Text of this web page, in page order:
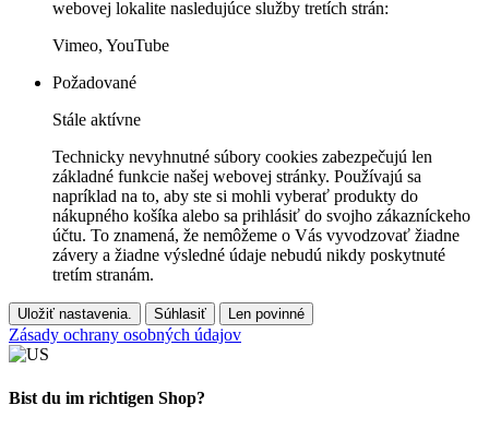
webovej lokalite nasledujúce služby tretích strán:
Vimeo, YouTube
Požadované
Stále aktívne
Technicky nevyhnutné súbory cookies zabezpečujú len
základné funkcie našej webovej stránky. Používajú sa
napríklad na to, aby ste si mohli vyberať produkty do
nákupného košíka alebo sa prihlásiť do svojho zákazníckeho
účtu. To znamená, že nemôžeme o Vás vyvodzovať žiadne
závery a žiadne výsledné údaje nebudú nikdy poskytnuté
tretím stranám.
Uložiť nastavenia. Súhlasiť Len povinné
Zásady ochrany osobných údajov
Bist du im richtigen Shop?